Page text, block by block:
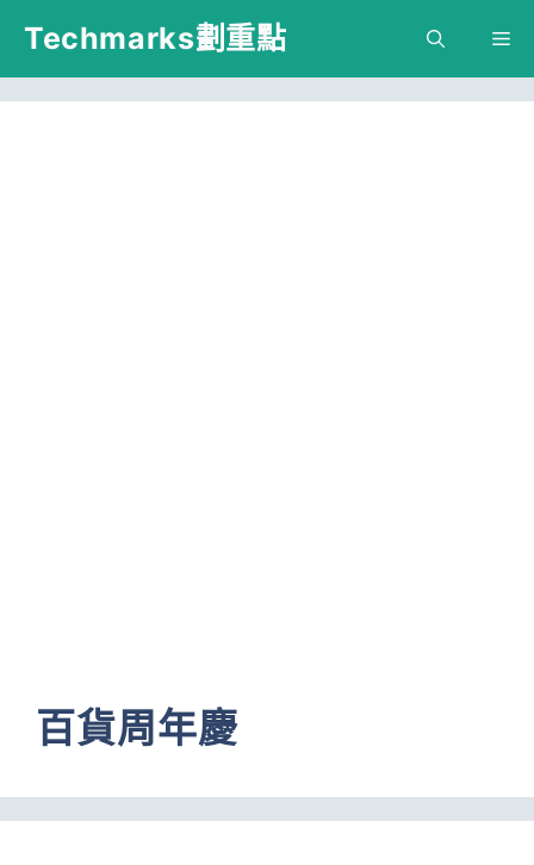
跳
主
Techmarks劃重點
百貨周年慶